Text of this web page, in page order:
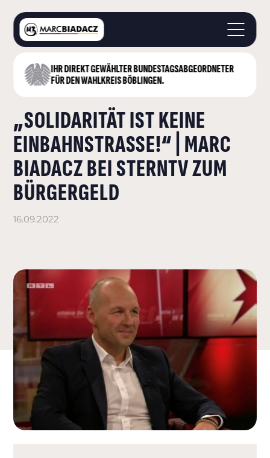
IHR DIREKT GEWÄHLTER BUNDESTAGS­ABGEORDNETER
FÜR DEN WAHLKREIS BÖBLINGEN.
STARTSEITE
LANDKREIS BÖBLINGEN
DEUTSCHER BUNDESTAG
AKTUELLES
KONTAKT
„SOLIDARITÄT IST KEINE
EINBAHNSTRASSE!“ | MARC B
IADACZ BEI STERNTV ZUM B
ÜRGERGELD
16.09.2022